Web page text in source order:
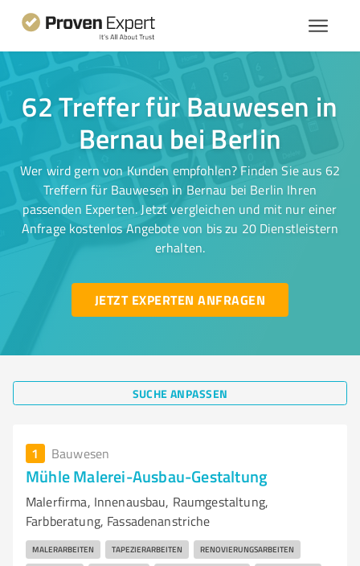
62 Treffer für Bauwesen in
Bernau bei Berlin
Wer wird gern von Kunden empfohlen? Finden Sie aus 62
Treffern für Bauwesen in Bernau bei Berlin Ihren
passenden Experten. Jetzt vergleichen und mit nur einer
Anfrage kostenlos Angebote von bis zu 20 Dienstleistern
erhalten.
JETZT EXPERTEN ANFRAGEN
SUCHE ANPASSEN
1 Bauwesen
Mühle Malerei-Ausbau-Gestaltung
Malerfirma, Innenausbau, Raumgestaltung,
Farbberatung, Fassadenanstriche
MALERARBEITEN TAPEZIERARBEITEN RENOVIERUNGSARBEITEN